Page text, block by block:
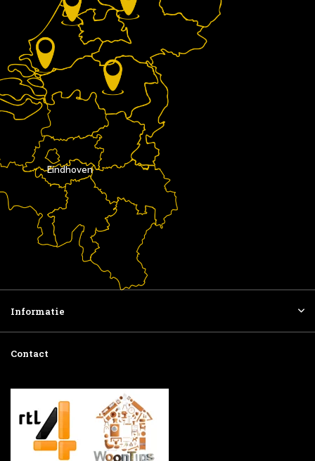
Eindhoven
Informatie
Contact